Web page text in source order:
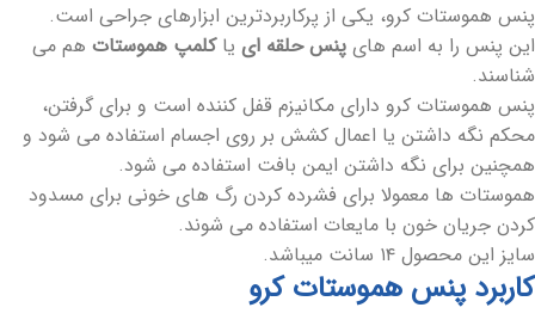
پنس هموستات کرو، یکی از پرکاربردترین ابزارهای جراحی است.
این پنس را به اسم های پنس حلقه ای یاکلمپ هموستات هم می
شناسند.
پنس هموستات کرو دارای مکانیزم قفل کننده است و برای گرفتن،
محکم نگه داشتن یا اعمال کشش بر روی اجسام استفاده می شود و
همچنین برای نگه داشتن ایمن بافت استفاده می شود.
هموستات ها معمولا برای فشرده کردن رگ های خونی برای مسدود
کردن جریان خون با مایعات استفاده می شوند.
سایز این محصول ۱۴ سانت میباشد.
کاربرد پنس هموستات کرو